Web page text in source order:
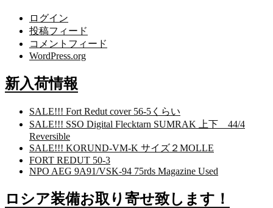
ログイン
投稿フィード
コメントフィード
WordPress.org
新入荷情報
SALE!!! Fort Redut cover 56-5くらい
SALE!!! SSO Digital Flecktarn SUMRAK 上下 44/4
Reversible
SALE!!! KORUND-VM-K サイズ２MOLLE
FORT REDUT 50-3
NPO AEG 9A91/VSK-94 75rds Magazine Used
ロシア装備お取り寄せ致します！